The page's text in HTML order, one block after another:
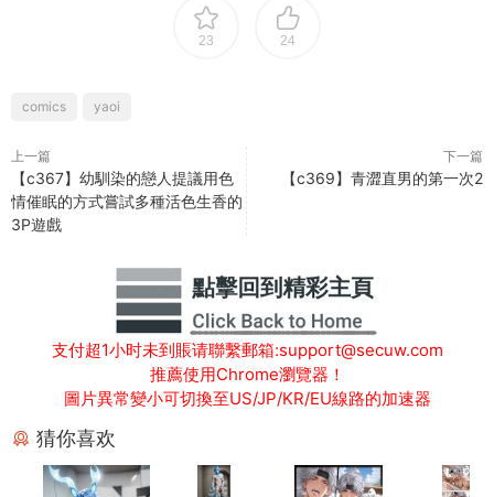
23 24
comics yaoi
上一篇
【c367】幼馴染的戀人提議用色
情催眠的方式嘗試多種活色生香的
3P遊戲
下一篇
【c369】青澀直男的第一次2
支付超1小时未到賬请聯繫郵箱:support@secuw.com
推薦使用Chrome瀏覽器！
圖片異常變小可切換至US/JP/KR/EU線路的加速器
猜你喜欢